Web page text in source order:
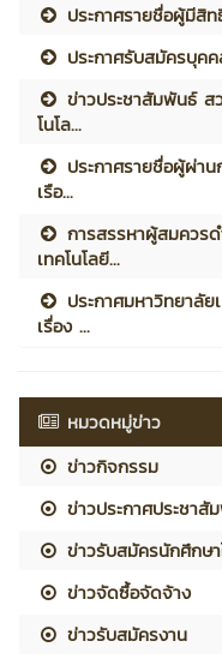
ประกาศรายชื่อผู้มีสิ
ประกาศรับสมัครบุค
ข่าวประชาสัมพันธ์ ส
โนโล...
ประกาศรายชื่อผู้ผ่าน
เรือ...
การสรรหาผู้สมควร
เทคโนโลยี...
ประกาศมหาวิทยาลั
เรื่อง ...
หมวดหมู่ข่าว
ข่าวกิจกรรม
ข่าวประกาศประชาสั
ข่าวรับสมัครนักศึกษ
ข่าวจัดซื้อจัดจ้าง
ข่าวรับสมัครงาน